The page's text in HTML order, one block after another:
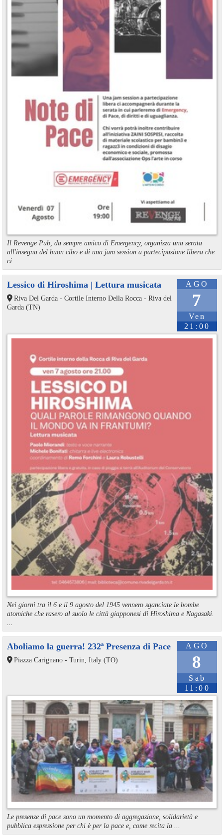
Il Revenge Pub, da sempre amico di Emergency, organizza una serata
all'insegna del buon cibo e di una jam session a partecipazione libera che
ci ...
AGO
7
Ven
21:00
Lessico di Hiroshima | Lettura musicata
Riva Del Garda - Cortile Interno Della Rocca - Riva del
Garda (TN)
Nei giorni tra il 6 e il 9 agosto del 1945 vennero sganciate le bombe
atomiche che rasero al suolo le città giapponesi di Hiroshima e Nagasaki.
AGO
8
Sab
11:00
Aboliamo la guerra! 232ª Presenza di Pace
Piazza Carignano - Turin, Italy (TO)
Le presenze di pace sono un momento di aggregazione, solidarietà e
pubblica espressione per chi è per la pace e, come recita la ...